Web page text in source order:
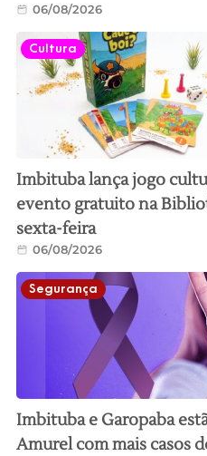
06/08/2026
Cultura
Imbituba lança jogo
evento gratuito na
sexta-feira
06/08/2026
Segurança
Imbituba e Garopaba
Amurel com mais casos